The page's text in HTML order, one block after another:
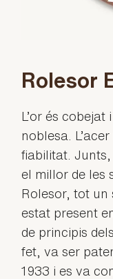
Rolesor
L’or és
noblesa.
fiabilitat.
el millor de les
Rolesor, tot un
estat present
de principis
fet, va ser
1933 i es va